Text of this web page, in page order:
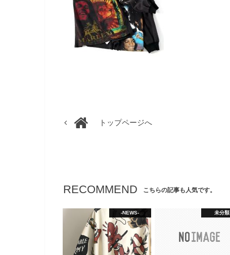
トップページへ
RECOMMEND こちらの記事も人気です。
-NEWS- 未分類